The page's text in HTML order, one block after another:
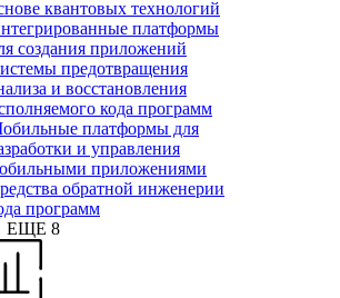
квантовых технологий
платформы
создания приложений
предотвращения
и восстановления
кода программ
платформы для
и управления
приложениями
обратной инженерии
программ
ЕЩЕ 8